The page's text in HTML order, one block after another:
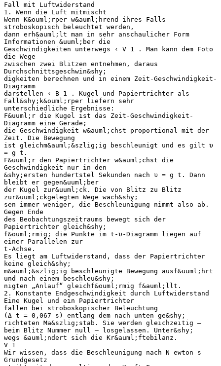
Fall mit Luftwiderstand
1. Wenn die Luft mitmischt
Wenn K&ouml;rper w&auml;hrend ihres Falls
stroboskopisch beleuchtet werden,
dann erh&auml;lt man in sehr anschaulicher Form
Informationen &uuml;ber die
Geschwindigkeiten unterwegs ‹ V 1 . Man kann dem Foto
die Wege
zwischen zwei Blitzen entnehmen, daraus
Durchschnittsgeschwin&shy;
digkeiten berechnen und in einem Zeit-Geschwindigkeit-
Diagramm
darstellen ‹ B 1 . Kugel und Papiertrichter als
Fall&shy;k&ouml;rper liefern sehr
unterschiedliche Ergebnisse:
F&uuml;r die Kugel ist das Zeit-Geschwindigkeit-
Diagramm eine Gerade;
die Geschwindigkeit w&auml;chst proportional mit der
Zeit. Die Bewegung
ist gleichm&auml;&szlig;ig beschleunigt und es gilt υ
= g t.
F&uuml;r den Papiertrichter w&auml;chst die
Geschwindigkeit nur in den
&shy;ersten hundertstel Sekunden nach υ = g t. Dann
bleibt er gegen&uuml;ber
der Kugel zur&uuml;ck. Die von Blitz zu Blitz
zur&uuml;ckgelegten Wege wach&shy;
sen immer weniger, die Beschleunigung nimmt also ab.
Gegen Ende
des Beobachtungszeitraums bewegt sich der
Papiertrichter gleich&shy;
f&ouml;rmig; die Punkte im t-υ-Diagramm liegen auf
einer Parallelen zur
t-Achse.
Es liegt am Luftwiderstand, dass der Papiertrichter
keine gleich&shy;
m&auml;&szlig;ig beschleunigte Bewegung ausf&uuml;hrt
und nach einem beschleu&shy;
nigten „Anlauf“ gleichf&ouml;rmig f&auml;llt.
2. Konstante Endgeschwindigkeit durch Luftwiderstand
Eine Kugel und ein Papiertrichter
fallen bei stroboskopischer Beleuchtung
(Δ t = 0,067 s) entlang dem nach unten ge&shy;
richteten Ma&szlig;stab. Sie werden gleichzeitig –
beim Blitz Nummer null – losgelassen. Unter&shy;
wegs &auml;ndert sich die Kr&auml;ftebilanz.
V 1
Wir wissen, dass die Beschleunigung nach N ewton s
Grundgesetz